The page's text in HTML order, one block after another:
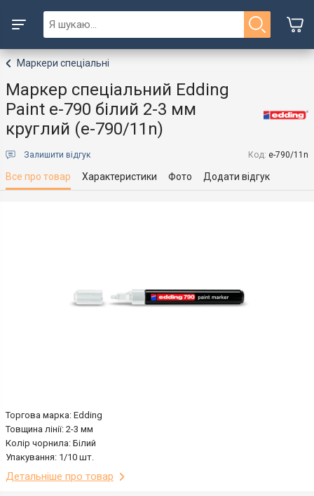
Маркери спеціальні
Маркер спеціальний Edding
Paint e-790 білий 2-3 мм
круглий (e-790/11n)
Залишити відгук Код: e-790/11n
Все про товар Характеристики Фото Додати відгук
Торгова марка: Edding
Товщина лінії: 2-3 мм
Колір чорнила: Білий
Упакування: 1/10 шт.
Детальніше про товар